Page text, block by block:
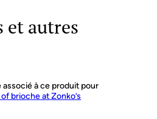
et autres
associé à ce produit pour
brioche at Zonko’s